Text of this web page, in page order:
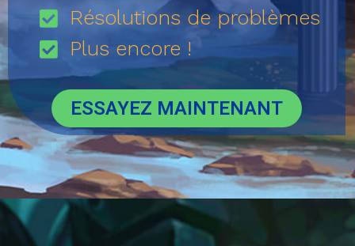
Résolutions de problèmes
Plus encore !
ESSAYEZ MAINTENANT